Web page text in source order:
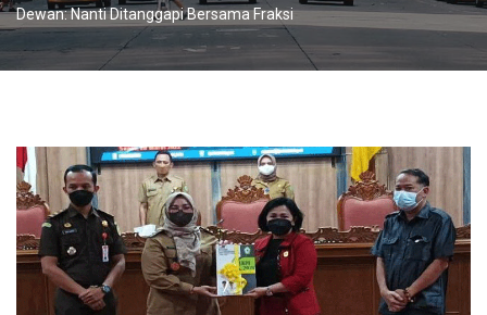
Dewan: Nanti Ditanggapi Bersama Fraksi